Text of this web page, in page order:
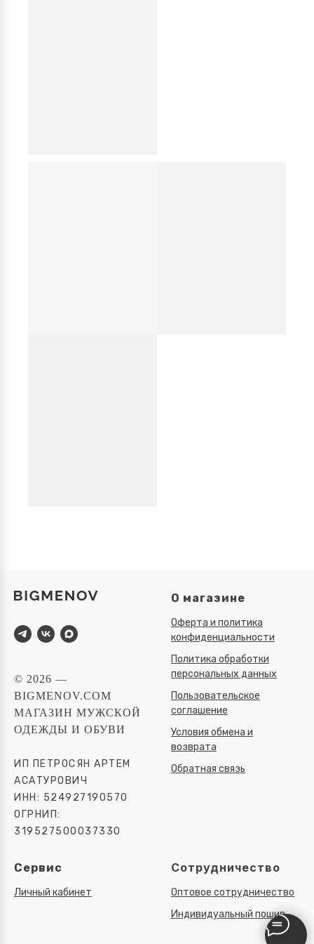
© 2026 —
BIGMENOV.COM
МАГАЗИН МУЖСКОЙ
ОДЕЖДЫ И ОБУВИ
ИП ПЕТРОСЯН АРТЕМ
АСАТУРОВИЧ
ИНН: 524927190570
ОГРНИП:
319527500037330
О магазине
Оферта и политика
конфиденциальности
Политика обработки
персональных данных
Пользовательское
соглашение
Условия обмена и
возврата
Обратная связь
Сервис
Личный кабинет
Сотрудничество
Оптовое сотрудничество
Индивидуальный пошив